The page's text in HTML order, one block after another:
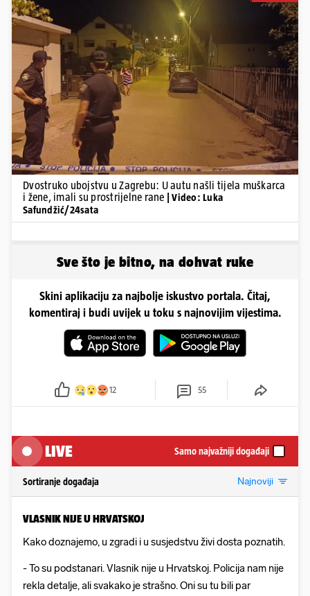
Pokretanje videa...
Dvostruko ubojstvu u Zagrebu: U autu našli tijela muškarca
i žene, imali su prostrijelne rane
| Video: Luka
Safundžić/24sata
Sve što je bitno, na dohvat ruke
Skini aplikaciju za najbolje iskustvo portala. Čitaj,
komentiraj i budi uvijek u toku s najnovijim vijestima.
12 55
LIVE Samo najvažniji događaji
Sortiranje događaja Najnoviji
VLASNIK NIJE U HRVATSKOJ
Kako doznajemo, u zgradi i u susjedstvu živi dosta poznatih.
- To su podstanari. Vlasnik nije u Hrvatskoj. Policija nam nije
rekla detalje, ali svakako je strašno. Oni su tu bili par